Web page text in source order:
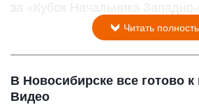
за «Кубок Начальника
Читать
В Новосибирске все готово к
Видео